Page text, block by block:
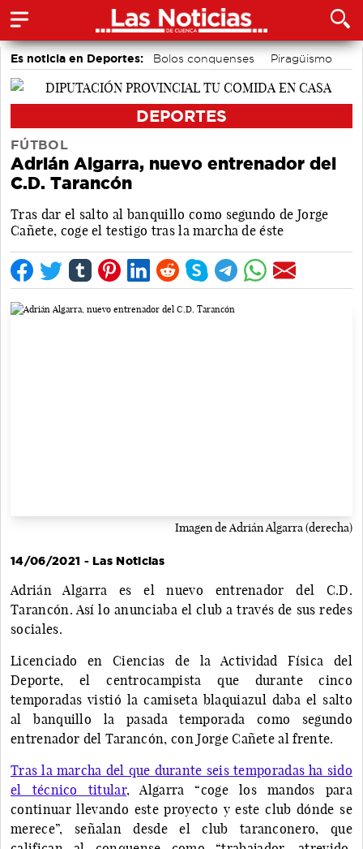
Es noticia en Deportes: Bolos conquenses
Piragüismo
Motor
DEPORTES
FÚTBOL
Adrián Algarra, nuevo entrenador del
C.D. Tarancón
Tras dar el salto al banquillo como segundo de Jorge
Cañete, coge el testigo tras la marcha de éste
Imagen de Adrián Algarra (derecha)
14/06/2021 - Las Noticias
Adrián Algarra es el nuevo entrenador del C.D.
Tarancón. Así lo anunciaba el club a través de sus redes
sociales.
Licenciado en Ciencias de la Actividad Física del
Deporte, el centrocampista que durante cinco
temporadas vistió la camiseta blaquiazul daba el salto
al banquillo la pasada temporada como segundo
entrenador del Tarancón, con Jorge Cañete al frente.
Tras la marcha del que durante seis temporadas ha sido
el técnico titular, Algarra “coge los mandos para
continuar llevando este proyecto y este club dónde se
merece”, señalan desde el club taranconero, que